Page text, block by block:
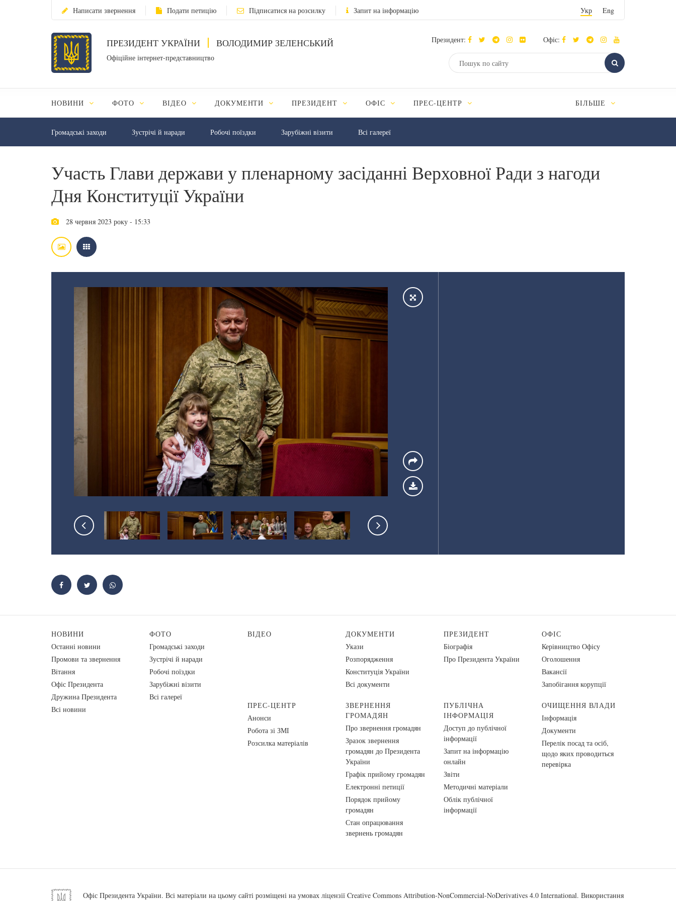
Написати звернення Подати петицію Підписатися на розсилку Запит на інформацію Укр Eng
ПРЕЗИДЕНТ УКРАЇНИ ВОЛОДИМИР ЗЕЛЕНСЬКИЙ
Офіційне інтернет-представництво
Президент: Офіс:
НОВИНИ ФОТО ВІДЕО ДОКУМЕНТИ ПРЕЗИДЕНТ ОФІС ПРЕС-ЦЕНТР БІЛЬШЕ
Громадські заходи Зустрічі й наради Робочі поїздки Зарубіжні візити Всі галереї
Участь Глави держави у пленарному засіданні Верховної Ради з нагоди
Дня Конституції України
28 червня 2023 року - 15:33
НОВИНИ
Останні новини
Промови та звернення
Вiтання
Офіс Президента
Дружина Президента
Всі новини
ФОТО
Громадські заходи
Зустрічі й наради
Робочі поїздки
Зарубіжні візити
Всі галереї
ВІДЕО
ДОКУМЕНТИ
Укази
Розпорядження
Конституція України
Всі документи
ПРЕЗИДЕНТ
Біографія
Про Президента України
ОФІС
Керівництво Офісу
Оголошення
Вакансії
Запобігання корупції
ПРЕС-ЦЕНТР
Анонси
Робота зі ЗМІ
Розсилка матеріалів
ЗВЕРНЕННЯ
ГРОМАДЯН
Про звернення громадян
Зразок звернення
громадян до Президента
України
Графік прийому громадян
Електронні петиції
Порядок прийому
громадян
Стан опрацювання
звернень громадян
ПУБЛІЧНА
ІНФОРМАЦІЯ
Доступ до публічної
інформації
Запит на інформацію
онлайн
Звіти
Методичні матеріали
Облік публічної
інформації
ОЧИЩЕННЯ ВЛАДИ
Інформація
Документи
Перелік посад та осіб,
щодо яких проводиться
перевірка
Офіс Президента України. Всі матеріали на цьому сайті розміщені на умовах ліцензії Creative Commons Attribution-NonCommercial-NoDerivatives 4.0 International. Використання